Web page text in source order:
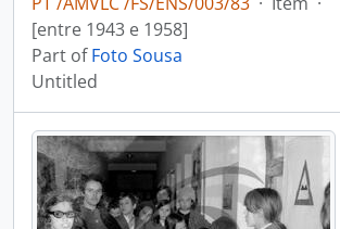
[entre 1943 e 1958]
Part ofFoto Sousa
Untitled